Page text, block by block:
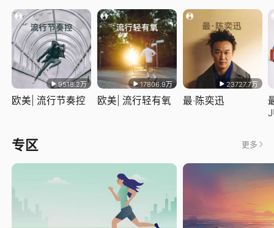
9518.2万
欧美| 流行节奏控
17806.9万
欧美| 流行轻有氧
23727.7万
最·陈奕迅
专区 更多